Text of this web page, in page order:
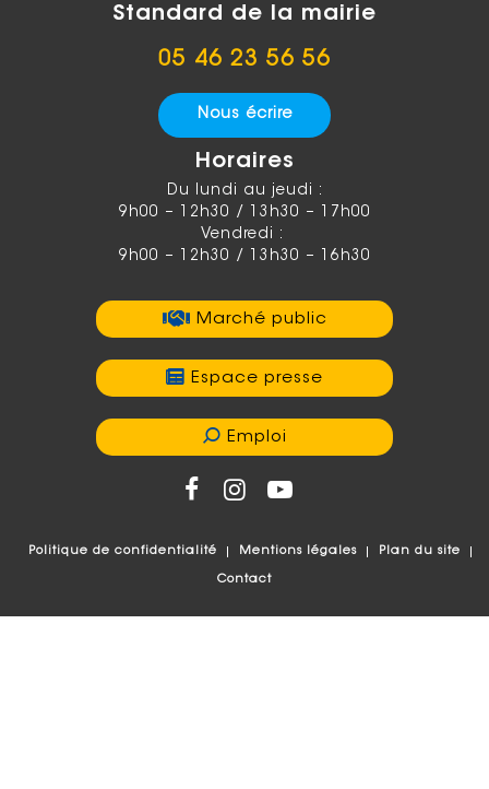
Standard de la mairie
05 46 23 56 56
Nous écrire
Horaires
Du lundi au jeudi :
9h00 – 12h30 / 13h30 – 17h00
Vendredi :
9h00 – 12h30 / 13h30 – 16h30
Marché public
Espace presse
Emploi
Politique de confidentialité Mentions légales Plan du site
Contact